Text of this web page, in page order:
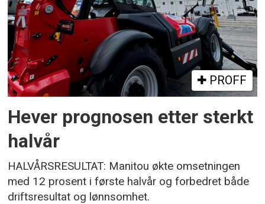
PROFF
Hever prognosen etter sterkt
halvår
HALVÅRSRESULTAT: Manitou økte omsetningen
med 12 prosent i første halvår og forbedret både
driftsresultat og lønnsomhet.